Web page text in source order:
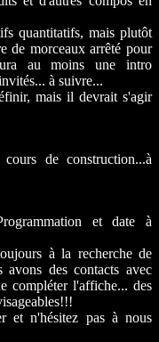
quantitatifs, mais plutôt
de morceaux arrêté pour
au moins une intro
à suivre...
mais il devrait s'agir
de construction...à
et date à
à la recherche de
des contacts avec
compléter l'affiche... des
et n'hésitez pas à nous